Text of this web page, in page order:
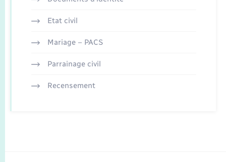
Etat civil
Mariage – PACS
Parrainage civil
Recensement